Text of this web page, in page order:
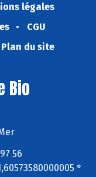
légales
CGU
Plan du site
Bio
56
°